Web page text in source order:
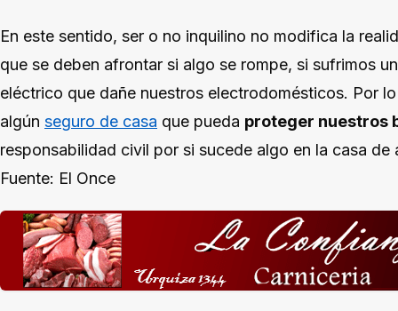
En este sentido, ser o no inquilino no modifica la
que se deben afrontar si algo se rompe, si sufrimos
eléctrico que dañe nuestros electrodomésticos. Por
algún seguro de casa que pueda proteger nuestros
responsabilidad civil por si sucede algo en la casa
Fuente: El Once